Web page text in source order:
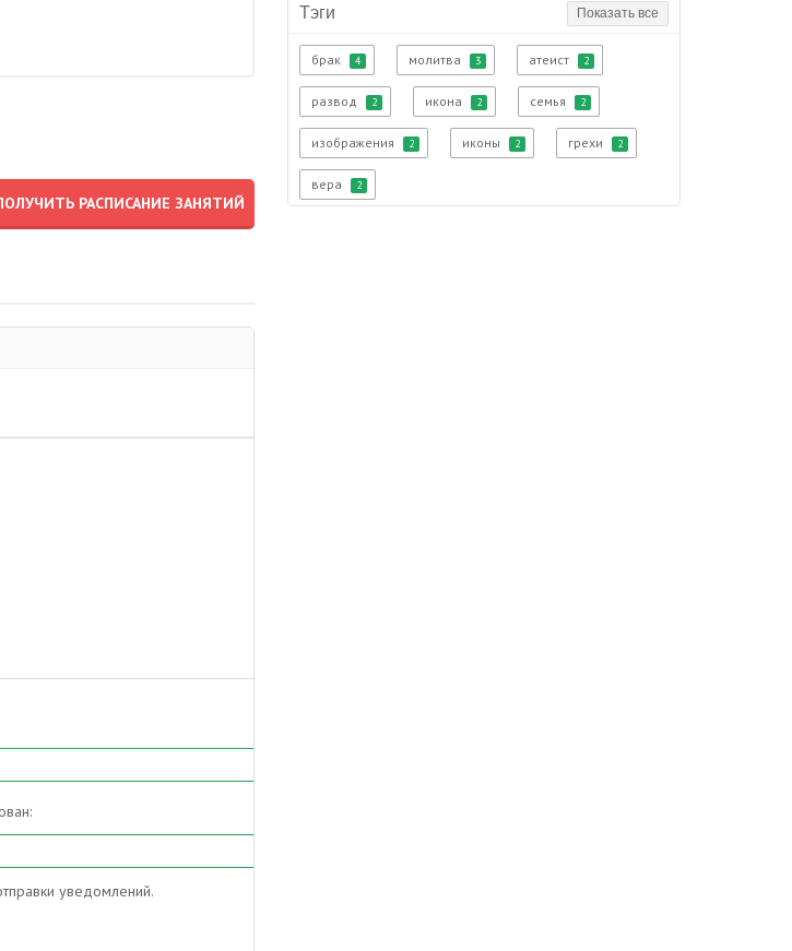
уведомлений.
Тэги Показать все
брак 4 молитва 3 атеист 2
развод 2 икона 2 семья 2
изображения 2 иконы 2 грехи 2
вера 2